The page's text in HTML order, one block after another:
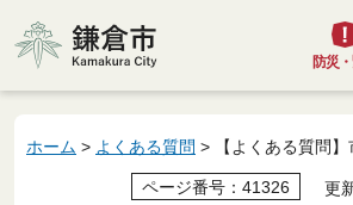
鎌倉市
防災
ホーム > よくある質問 > 【よくある質問】
ページ番号：41326 更